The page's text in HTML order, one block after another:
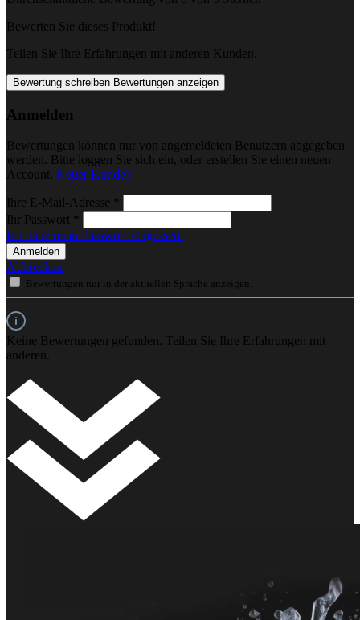
Bewerten Sie dieses Produkt!
Teilen Sie Ihre Erfahrungen mit anderen Kunden.
Bewertung schreiben Bewertungen anzeigen
Anmelden
Bewertungen können nur von angemeldeten Benutzern abgegeben
werden. Bitte loggen Sie sich ein, oder erstellen Sie einen neuen
Account. Neuer Kunde?
Ihre E-Mail-Adresse
Ihr Passwort
Ich habe mein Passwort vergessen.
Anmelden
Abbrechen
Bewertungen nur in der aktuellen Sprache anzeigen.
Keine Bewertungen gefunden. Teilen Sie Ihre Erfahrungen mit
anderen.